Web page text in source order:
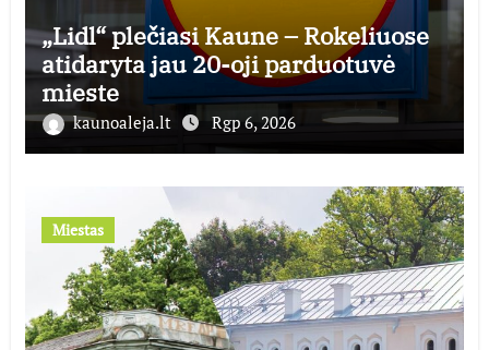
„Lidl“ plečiasi Kaune – Rokeliuose
atidaryta jau 20-oji parduotuvė
mieste
kaunoaleja.lt Rgp 6, 2026
Miestas